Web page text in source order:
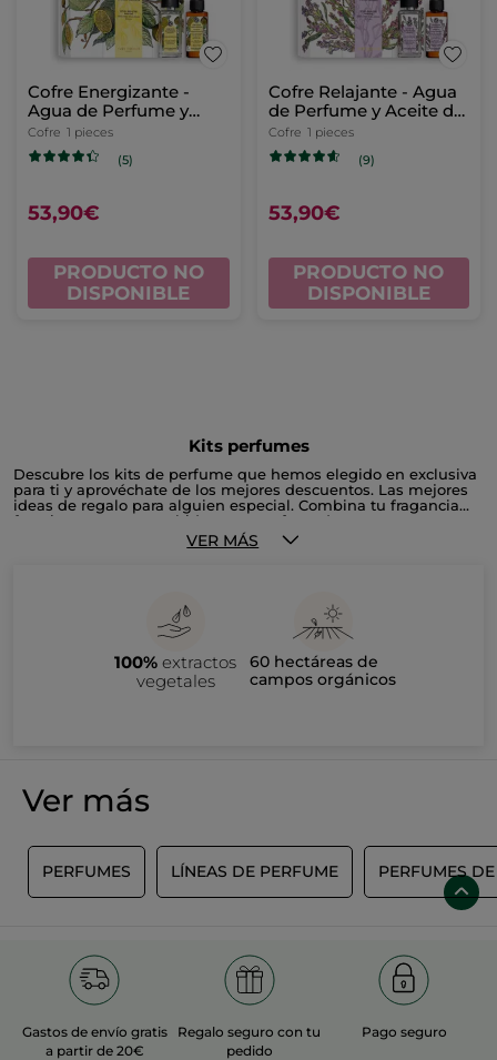
Cofre Energizante -
Agua de Perfume y
Aceite de Masaje -
Essences Botaniques
Cofre 1 pieces
(5)
53,90€
PRODUCTO NO
DISPONIBLE
Cofre Relajante - Agua
de Perfume y Aceite de
Masage - Essences
Botaniques
Cofre 1 pieces
(9)
53,90€
PRODUCTO NO
DISPONIBLE
Kits perfumes
Descubre los kits de perfume que hemos elegido en exclusiva
para ti y aprovéchate de los mejores descuentos. Las mejores
ideas de regalo para alguien especial. Combina tu fragancia
favorita con tu crema hidratante perfumada.
VER MÁS
100% extractos
vegetales
60 hectáreas de
campos orgánicos
Ver más
PERFUMES LÍNEAS DE PERFUME PERFUMES
Gastos de envío gratis
a partir de 20€
Regalo seguro con tu
pedido
Pago seguro